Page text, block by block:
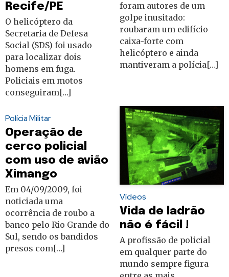
Recife/PE
O helicóptero da
Secretaria de Defesa
Social (SDS) foi usado
para localizar dois
homens em fuga.
Policiais em motos
conseguiram[…]
foram autores de um
golpe inusitado:
roubaram um edifício
caixa-forte com
helicóptero e ainda
mantiveram a polícia[…]
Polícia Militar
Operação de
cerco policial
com uso de avião
Ximango
Em 04/09/2009, foi
noticiada uma
ocorrência de roubo a
banco pelo Rio Grande do
Sul, sendo os bandidos
presos com[…]
Vídeos
Vida de ladrão
não é fácil !
A profissão de policial
em qualquer parte do
mundo sempre figura